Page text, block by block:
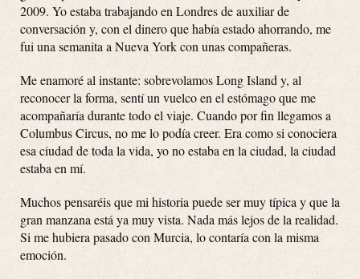
2009. Yo estaba trabajando en Londres de auxiliar de
conversación y, con el dinero que había estado ahorrando, me
fui una semanita a Nueva York con unas compañeras.
Me enamoré al instante: sobrevolamos Long Island y, al
reconocer la forma, sentí un vuelco en el estómago que me
acompañaría durante todo el viaje. Cuando por fin llegamos a
Columbus Circus, no me lo podía creer. Era como si conociera
esa ciudad de toda la vida, yo no estaba en la ciudad, la ciudad
estaba en mí.
Muchos pensaréis que mi historia puede ser muy típica y que la
gran manzana está ya muy vista. Nada más lejos de la realidad.
Si me hubiera pasado con Murcia, lo contaría con la misma
emoción.